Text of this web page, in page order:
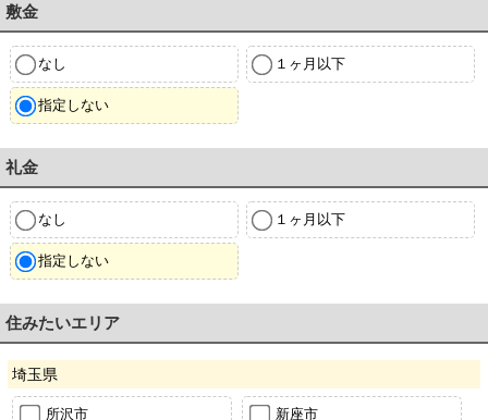
敷金
なし １ヶ月以下
指定しない
礼金
なし １ヶ月以下
指定しない
住みたいエリア
埼玉県
所沢市 新座市